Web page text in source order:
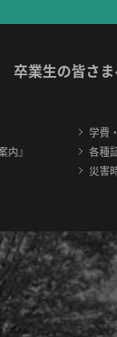
卒業生の皆さ
』
学費
各種
災害